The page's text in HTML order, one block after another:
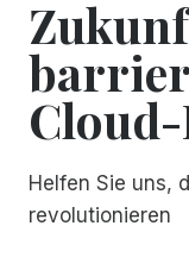
Helfen Sie uns,
revolutionieren